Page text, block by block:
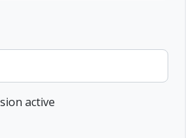
active